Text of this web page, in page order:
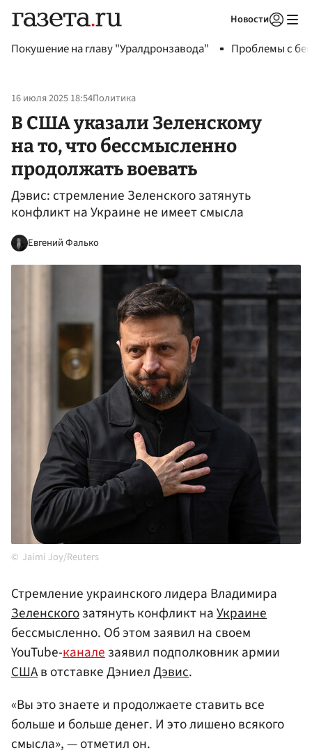
Новости
Покушение на главу "Уралдронзавода" Проблемы с
16 июля 2025 18:54Политика
В США указали Зеленскому
на то, что бессмысленно
продолжать воевать
Дэвис: стремление Зеленского затянуть
конфликт на Украине не имеет смысла
Евгений Фалько
Jaimi Joy/Reuters
Стремление украинского лидера Владимира
Зеленскогозатянуть конфликт наУкраине
бессмысленно. Об этом заявил на своем
YouTube-каналезаявил подполковник армии
СШАв отставке ДэниелДэвис.
«Вы это знаете и продолжаете ставить все
больше и больше денег. И это лишено всякого
смысла», — отметил он.